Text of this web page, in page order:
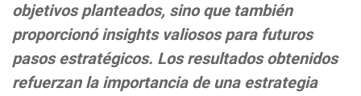
objetivos planteados, sino que también
proporcionó insights valiosos para futuros
pasos estratégicos. Los resultados obtenidos
refuerzan la importancia de una estrategia